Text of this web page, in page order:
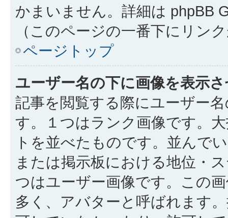
かまいません。詳細は phpBB
（このページの一番下にリン
ページトップ
ユーザー名の下に画像を表示
記事を閲覧する際にユーザー
す。１つはランク画像です。
トを並べたものです。並んで
または掲示板における地位・
つはユーザー画像です。この
多く、アバターと呼ばれます